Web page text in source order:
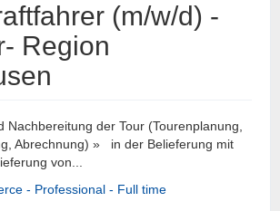
(m/w/d) -
Region
der Tour (Tourenplanung,
Abrechnung) » in der Belieferung mit
von...
- Professional - Full time